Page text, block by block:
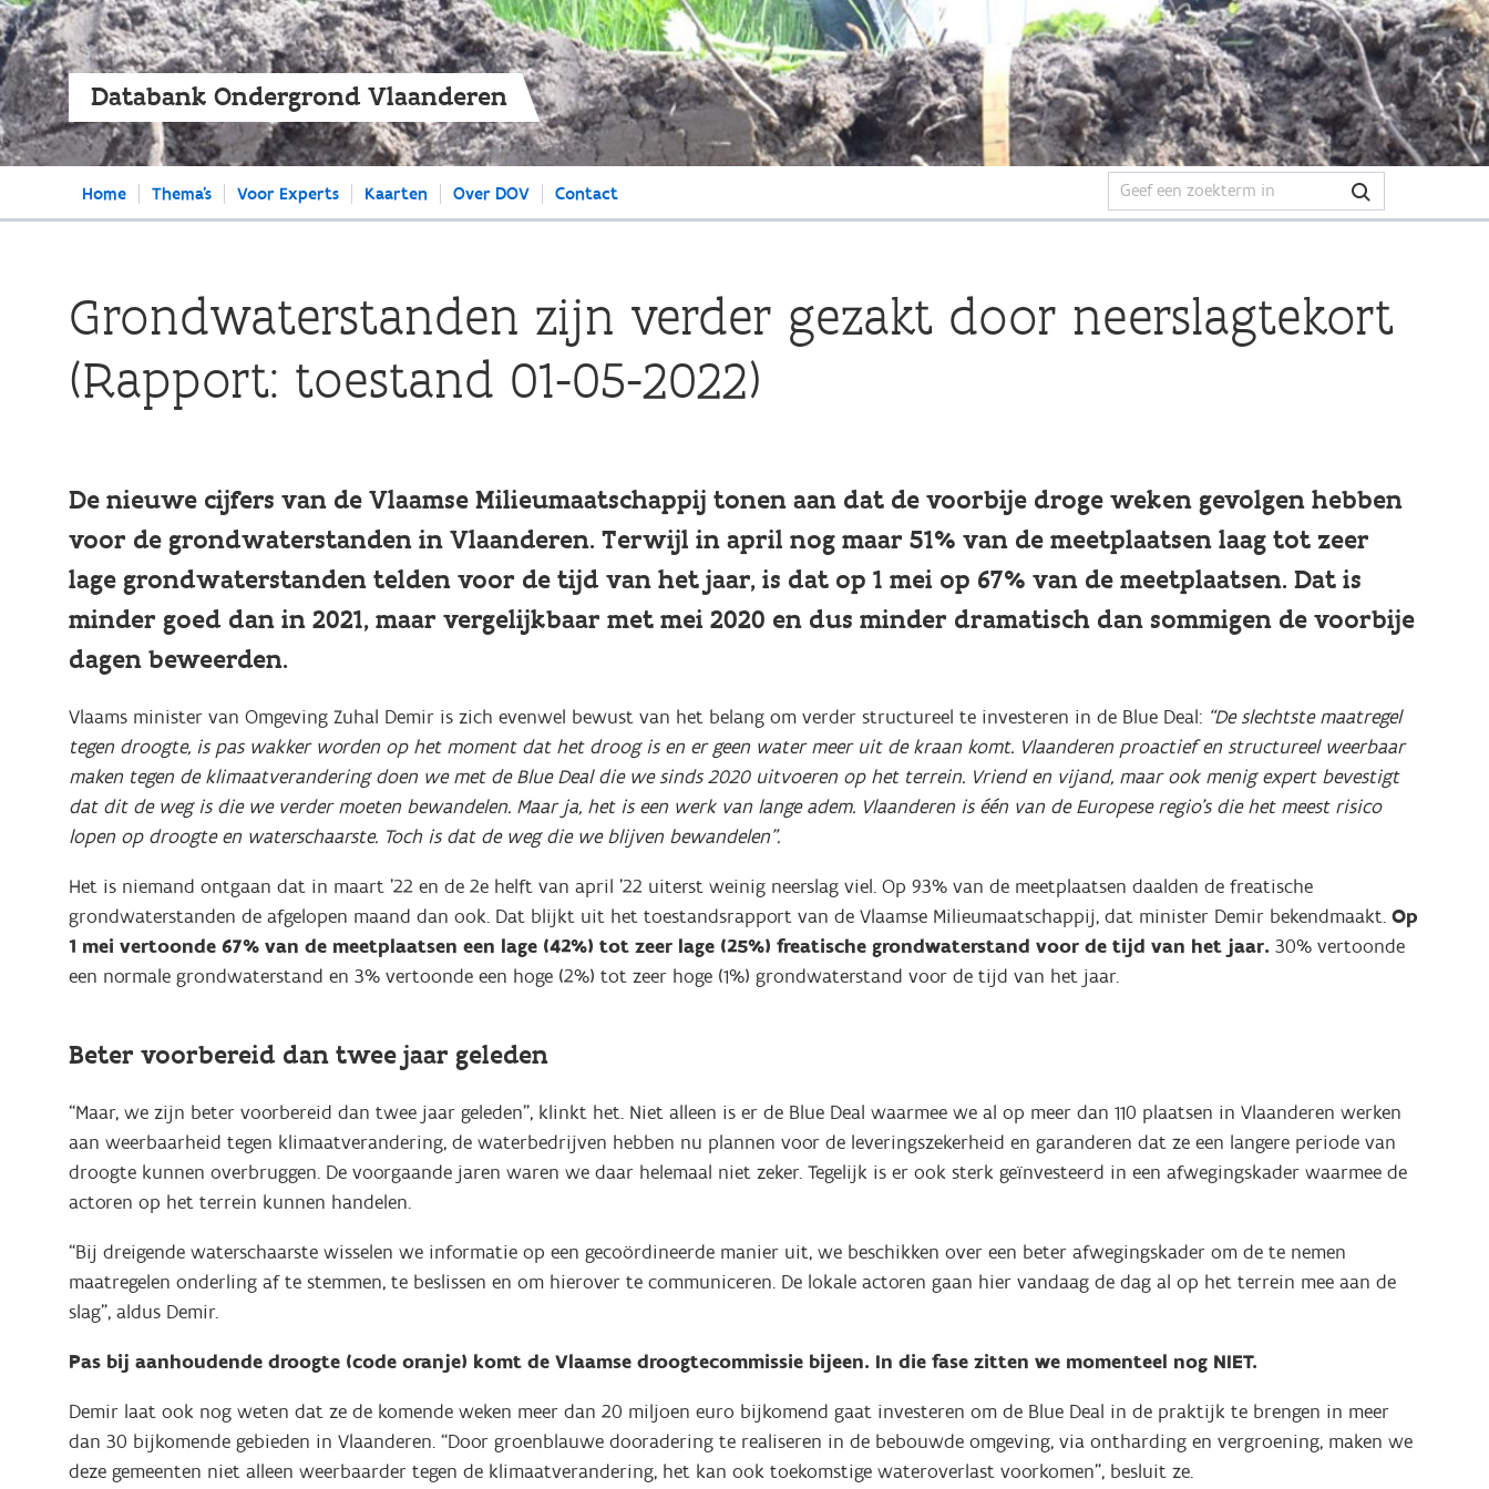
Overslaan
en
naar
de
algemene
inhoud
gaan
Databank Ondergrond Vlaanderen
Home Thema's Voor Experts Kaarten Over DOV Contact
Grondwaterstanden zijn verder gezakt door neerslagtekort
(Rapport: toestand 01-05-2022)
De nieuwe cijfers van de Vlaamse Milieumaatschappij tonen aan dat de voorbije droge weken gevolgen hebben
voor de grondwaterstanden in Vlaanderen. Terwijl in april nog maar 51% van de meetplaatsen laag tot zeer
lage grondwaterstanden telden voor de tijd van het jaar, is dat op 1 mei op 67% van de meetplaatsen. Dat is
minder goed dan in 2021, maar vergelijkbaar met mei 2020 en dus minder dramatisch dan sommigen de voorbije
dagen beweerden.
Vlaams minister van Omgeving Zuhal Demir is zich evenwel bewust van het belang om verder structureel te investeren in de Blue Deal: “De slechtste maatregel
tegen droogte, is pas wakker worden op het moment dat het droog is en er geen water meer uit de kraan komt. Vlaanderen proactief en structureel weerbaar
maken tegen de klimaatverandering doen we met de Blue Deal die we sinds 2020 uitvoeren op het terrein. Vriend en vijand, maar ook menig expert bevestigt
dat dit de weg is die we verder moeten bewandelen. Maar ja, het is een werk van lange adem. Vlaanderen is één van de Europese regio’s die het meest risico
lopen op droogte en waterschaarste. Toch is dat de weg die we blijven bewandelen”.
Het is niemand ontgaan dat in maart ’22 en de 2e helft van april ’22 uiterst weinig neerslag viel. Op 93% van de meetplaatsen daalden de freatische
grondwaterstanden de afgelopen maand dan ook. Dat blijkt uit het toestandsrapport van de Vlaamse Milieumaatschappij, dat minister Demir bekendmaakt. Op
1 mei vertoonde 67% van de meetplaatsen een lage (42%) tot zeer lage (25%) freatische grondwaterstand voor de tijd van het jaar. 30% vertoonde
een normale grondwaterstand en 3% vertoonde een hoge (2%) tot zeer hoge (1%) grondwaterstand voor de tijd van het jaar.
Beter voorbereid dan twee jaar geleden
“Maar, we zijn beter voorbereid dan twee jaar geleden”, klinkt het. Niet alleen is er de Blue Deal waarmee we al op meer dan 110 plaatsen in Vlaanderen werken
aan weerbaarheid tegen klimaatverandering, de waterbedrijven hebben nu plannen voor de leveringszekerheid en garanderen dat ze een langere periode van
droogte kunnen overbruggen. De voorgaande jaren waren we daar helemaal niet zeker. Tegelijk is er ook sterk geïnvesteerd in een afwegingskader waarmee de
actoren op het terrein kunnen handelen.
“Bij dreigende waterschaarste wisselen we informatie op een gecoördineerde manier uit, we beschikken over een beter afwegingskader om de te nemen
maatregelen onderling af te stemmen, te beslissen en om hierover te communiceren. De lokale actoren gaan hier vandaag de dag al op het terrein mee aan de
slag”, aldus Demir.
Pas bij aanhoudende droogte (code oranje) komt de Vlaamse droogtecommissie bijeen. In die fase zitten we momenteel nog NIET.
Demir laat ook nog weten dat ze de komende weken meer dan 20 miljoen euro bijkomend gaat investeren om de Blue Deal in de praktijk te brengen in meer
dan 30 bijkomende gebieden in Vlaanderen. “Door groenblauwe dooradering te realiseren in de bebouwde omgeving, via ontharding en vergroening, maken we
deze gemeenten niet alleen weerbaarder tegen de klimaatverandering, het kan ook toekomstige wateroverlast voorkomen”, besluit ze.